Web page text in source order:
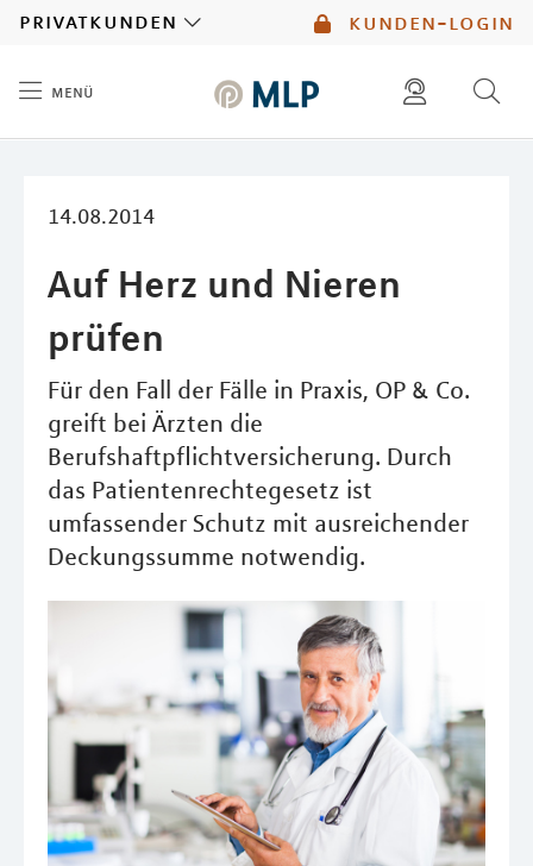
kunden-login
privatkunden
menü
14.08.2014
Auf Herz und Nieren
prüfen
Für den Fall der Fälle in Praxis, OP & Co.
greift bei Ärzten die
Berufshaftpflichtversicherung. Durch
das Patientenrechtegesetz ist
umfassender Schutz mit ausreichender
Deckungssumme notwendig.